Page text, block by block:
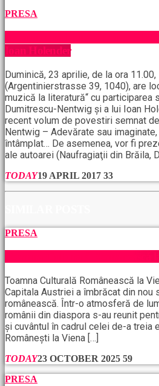
PRESA
De la muzică la literatură cu
Ioan Holender
Duminică, 23 aprilie, de la ora
(Argentinierstrasse 39, 1040), are
muzică la literatură“ cu participarea
Dumitrescu-Nentwig și a lui Ioan
recent volum de povestiri semnat
Nentwig – Adevărate sau
întâmplat… De asemenea, vor fi
ale autoarei (Naufragiaţii din Brăila,
TODAY19 APRIL 2017 33
PRESA
Toamna Culturală Românească
Toamna Culturală Românească la
Capitala Austriei a îmbrăcat din nou
românească. Într-o atmosferă de
românii din diaspora s-au reunit
și cuvântul în cadrul celei de-a treia
Românești la Viena […]
TODAY23 OCTOBER 2025 59
PRESA